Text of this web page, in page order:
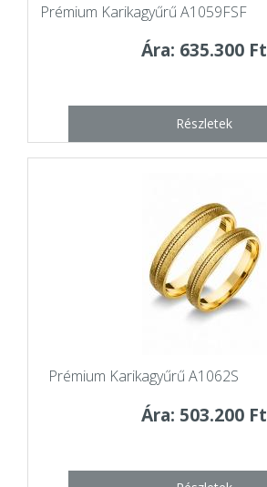
Prémium Karikagyűrű A1059FSF
Ára: 635.300 Ft
Részletek
Prémium Karikagyűrű A1062S
Ára: 503.200 Ft